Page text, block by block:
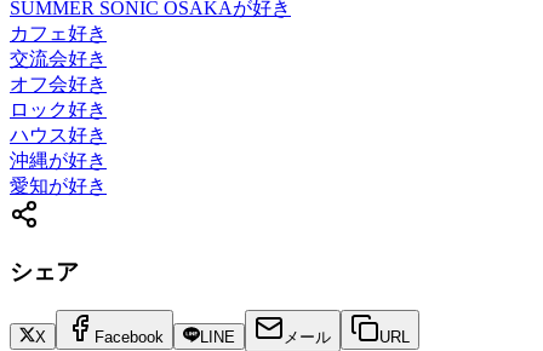
SUMMER SONIC OSAKAが好き
カフェ好き
交流会好き
オフ会好き
ロック好き
ハウス好き
沖縄が好き
愛知が好き
シェア
X Facebook LINE メール URL